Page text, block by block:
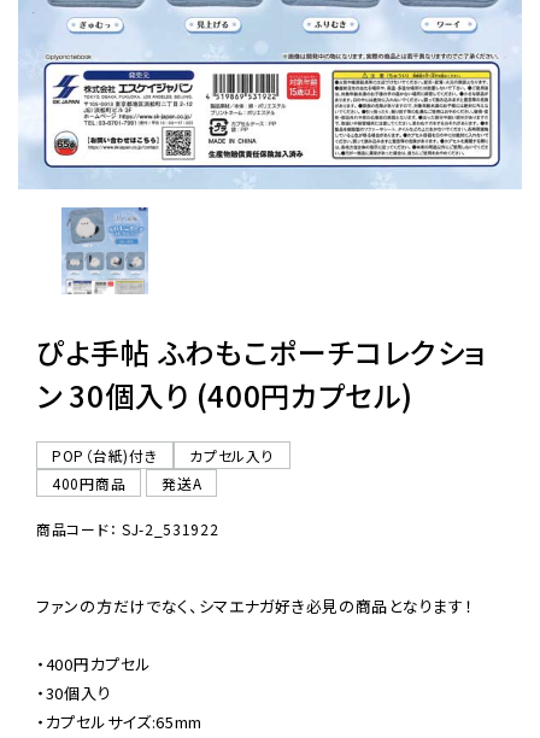
景品・玩具・文具
販促用カプセルトイ
06-6282-7659
ぴよ手帖 ふわもこポーチコレクショ
ン 30個入り (400円カプセル)
POP（台紙)付き
カプセル入り
400円商品
発送A
商品コード： SJ-2_531922
ファンの方だけでなく、シマエナガ好き必見の商品となります！
・400円カプセル
・30個入り
・カプセルサイズ:65mm